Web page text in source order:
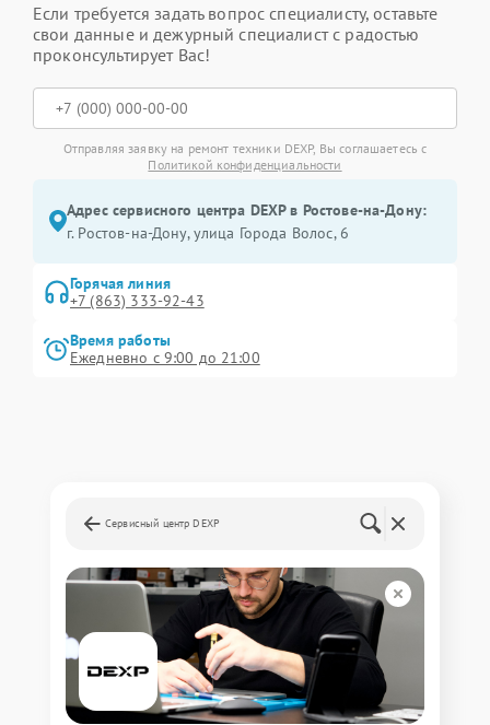
Если требуется задать вопрос специалисту, оставьте
свои данные и дежурный специалист с радостью
проконсультирует Вас!
Отправляя заявку на ремонт техники DEXP, Вы соглашаетесь с
Политикой конфиденциальности
Адрес сервисного центра DEXP в Ростове-на-Дону:
г. Ростов-на-Дону, улица Города Волос, 6
Горячая линия
+7 (863) 333-92-43
Время работы
Ежедневно с 9:00 до 21:00
Сервисный центр DEXP